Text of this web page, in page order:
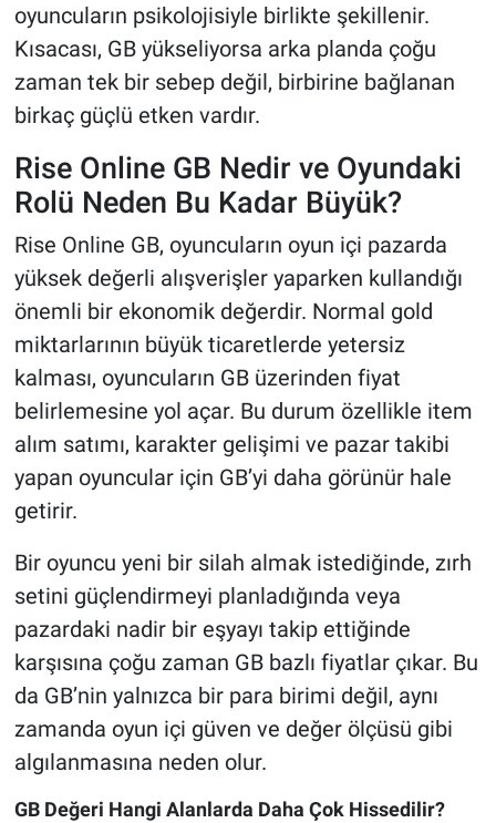
oyuncuların psikolojisiyle birlikte şekillenir.
Kısacası, GB yükseliyorsa arka planda çoğu
zaman tek bir sebep değil, birbirine bağlanan
birkaç güçlü etken vardır.
Rise Online GB Nedir ve Oyundaki
Rolü Neden Bu Kadar Büyük?
Rise Online GB, oyuncuların oyun içi pazarda
yüksek değerli alışverişler yaparken kullandığı
önemli bir ekonomik değerdir. Normal gold
miktarlarının büyük ticaretlerde yetersiz
kalması, oyuncuların GB üzerinden fiyat
belirlemesine yol açar. Bu durum özellikle item
alım satımı, karakter gelişimi ve pazar takibi
yapan oyuncular için GB’yi daha görünür hale
getirir.
Bir oyuncu yeni bir silah almak istediğinde, zırh
setini güçlendirmeyi planladığında veya
pazardaki nadir bir eşyayı takip ettiğinde
karşısına çoğu zaman GB bazlı fiyatlar çıkar. Bu
da GB’nin yalnızca bir para birimi değil, aynı
zamanda oyun içi güven ve değer ölçüsü gibi
algılanmasına neden olur.
GB Değeri Hangi Alanlarda Daha Çok Hissedilir?